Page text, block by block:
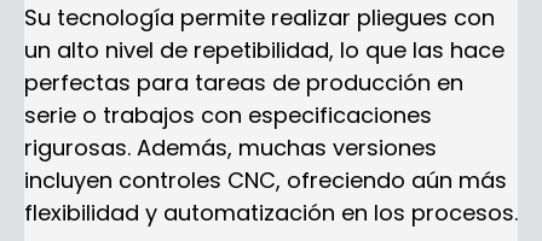
Su tecnología permite realizar pliegues con
un alto nivel de repetibilidad, lo que las hace
perfectas para tareas de producción en
serie o trabajos con especificaciones
rigurosas. Además, muchas versiones
incluyen controles CNC, ofreciendo aún más
flexibilidad y automatización en los procesos.